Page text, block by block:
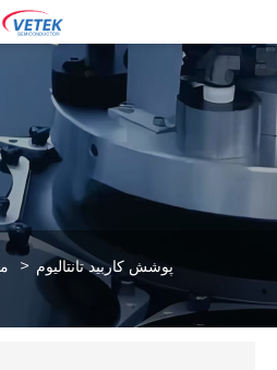
پوشش کاربید تانتالیوم